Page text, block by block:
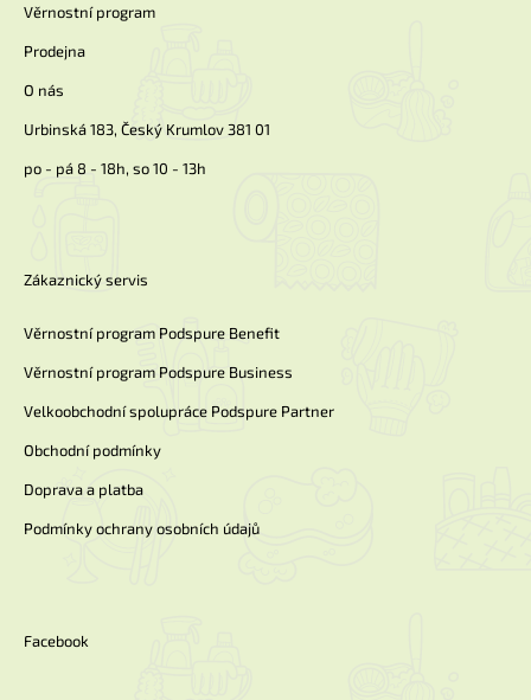
Věrnostní program
Prodejna
O nás
Urbinská 183, Český Krumlov 381 01
po - pá 8 - 18h, so 10 - 13h
Zákaznický servis
Věrnostní program Podspure Benefit
Věrnostní program Podspure Business
Velkoobchodní spolupráce Podspure Partner
Obchodní podmínky
Doprava a platba
Podmínky ochrany osobních údajů
Facebook